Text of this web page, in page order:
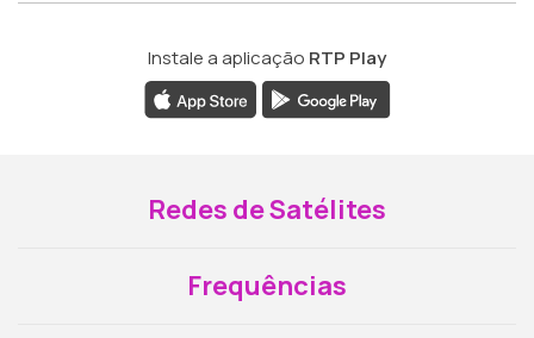
Instale a aplicação RTP Play
Redes de Satélites
Frequências